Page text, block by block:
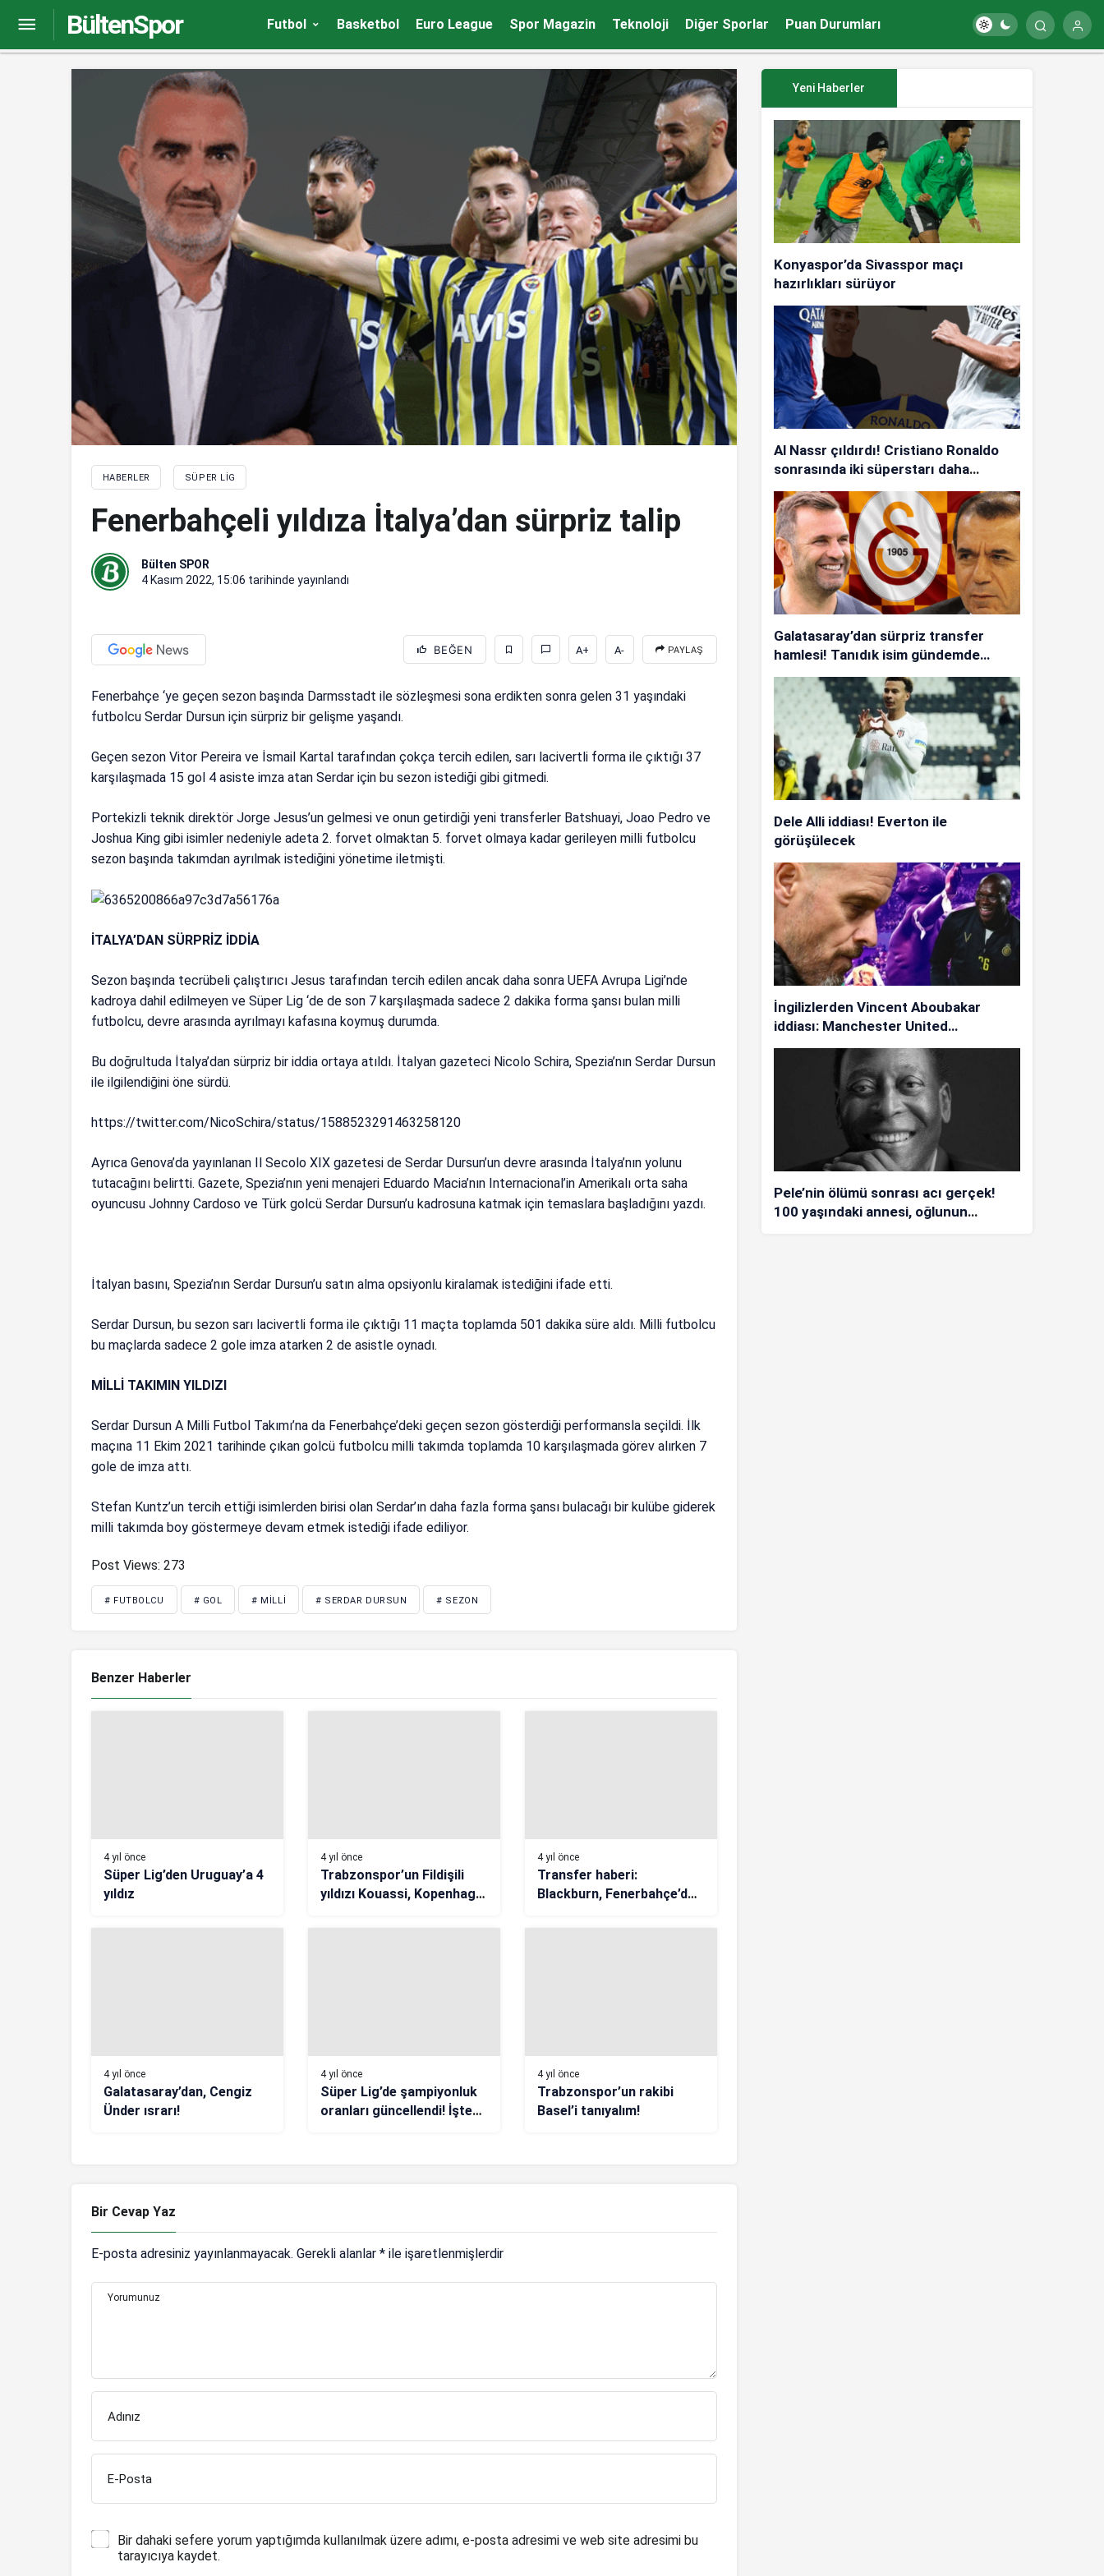
BültenSpor Futbol Basketbol Euro League Spor Magazin Teknoloji Diğer Sporlar Puan Durumları
HABERLER SÜPER LIG
Fenerbahçeli yıldıza İtalya’dan sürpriz talip
Bülten SPOR
4 Kasım 2022, 15:06 tarihinde yayınlandı
BEĞEN A+ A- PAYLAŞ
Fenerbahçe ‘ye geçen sezon başında Darmsstadt ile sözleşmesi sona erdikten sonra gelen 31 yaşındaki
futbolcu Serdar Dursun için sürpriz bir gelişme yaşandı.
Geçen sezon Vitor Pereira ve İsmail Kartal tarafından çokça tercih edilen, sarı lacivertli forma ile çıktığı 37
karşılaşmada 15 gol 4 asiste imza atan Serdar için bu sezon istediği gibi gitmedi.
Portekizli teknik direktör Jorge Jesus’un gelmesi ve onun getirdiği yeni transferler Batshuayi, Joao Pedro ve
Joshua King gibi isimler nedeniyle adeta 2. forvet olmaktan 5. forvet olmaya kadar gerileyen milli futbolcu
sezon başında takımdan ayrılmak istediğini yönetime iletmişti.
İTALYA’DAN SÜRPRİZ İDDİA
Sezon başında tecrübeli çalıştırıcı Jesus tarafından tercih edilen ancak daha sonra UEFA Avrupa Ligi’nde
kadroya dahil edilmeyen ve Süper Lig ‘de de son 7 karşılaşmada sadece 2 dakika forma şansı bulan milli
futbolcu, devre arasında ayrılmayı kafasına koymuş durumda.
Bu doğrultuda İtalya’dan sürpriz bir iddia ortaya atıldı. İtalyan gazeteci Nicolo Schira, Spezia’nın Serdar Dursun
ile ilgilendiğini öne sürdü.
https://twitter.com/NicoSchira/status/1588523291463258120
Ayrıca Genova’da yayınlanan Il Secolo XIX gazetesi de Serdar Dursun’un devre arasında İtalya’nın yolunu
tutacağını belirtti. Gazete, Spezia’nın yeni menajeri Eduardo Macia’nın Internacional’in Amerikalı orta saha
oyuncusu Johnny Cardoso ve Türk golcü Serdar Dursun’u kadrosuna katmak için temaslara başladığını yazdı.
İtalyan basını, Spezia’nın Serdar Dursun’u satın alma opsiyonlu kiralamak istediğini ifade etti.
Serdar Dursun, bu sezon sarı lacivertli forma ile çıktığı 11 maçta toplamda 501 dakika süre aldı. Milli futbolcu
bu maçlarda sadece 2 gole imza atarken 2 de asistle oynadı.
MİLLİ TAKIMIN YILDIZI
Serdar Dursun A Milli Futbol Takımı’na da Fenerbahçe’deki geçen sezon gösterdiği performansla seçildi. İlk
maçına 11 Ekim 2021 tarihinde çıkan golcü futbolcu milli takımda toplamda 10 karşılaşmada görev alırken 7
gole de imza attı.
Stefan Kuntz’un tercih ettiği isimlerden birisi olan Serdar’ın daha fazla forma şansı bulacağı bir kulübe giderek
milli takımda boy göstermeye devam etmek istediği ifade ediliyor.
Post Views: 273
Fenerbahçeli yıldıza İtalya’dan sürpriz talip
# FUTBOLCU # GOL # MILLI # SERDAR DURSUN # SEZON
Benzer Haberler
4 yıl önce
Süper Lig’den Uruguay’a 4
yıldız
4 yıl önce
Trabzonspor’un Fildişili
yıldızı Kouassi, Kopenhag
4 yıl önce
Transfer haberi:
Blackburn, Fenerbahçe’den
4 yıl önce
Galatasaray’dan, Cengiz
Ünder ısrarı!
4 yıl önce
Süper Lig’de şampiyonluk
oranları güncellendi! İşte
4 yıl önce
Trabzonspor’un rakibi
Basel’i tanıyalım!
Bir Cevap Yaz
E-posta adresiniz yayınlanmayacak. Gerekli alanlar * ile işaretlenmişlerdir
Yorumunuz
Adınız
E-Posta
Bir dahaki sefere yorum yaptığımda kullanılmak üzere adımı, e-posta adresimi ve web site adresimi bu
tarayıcıya kaydet.
Yeni Haberler
Konyaspor’da Sivasspor maçı
hazırlıkları sürüyor
Al Nassr çıldırdı! Cristiano Ronaldo
sonrasında iki süperstarı daha
istiyorlar…
Galatasaray’dan sürpriz transfer
hamlesi! Tanıdık isim gündemde…
Dele Alli iddiası! Everton ile
görüşülecek
İngilizlerden Vincent Aboubakar
iddiası: Manchester United…
Pele’nin ölümü sonrası acı gerçek!
100 yaşındaki annesi, oğlunun